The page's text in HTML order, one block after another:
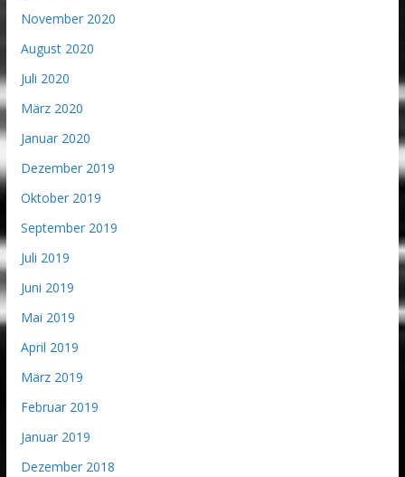
November 2020
August 2020
Juli 2020
März 2020
Januar 2020
Dezember 2019
Oktober 2019
September 2019
Juli 2019
Juni 2019
Mai 2019
April 2019
März 2019
Februar 2019
Januar 2019
Dezember 2018